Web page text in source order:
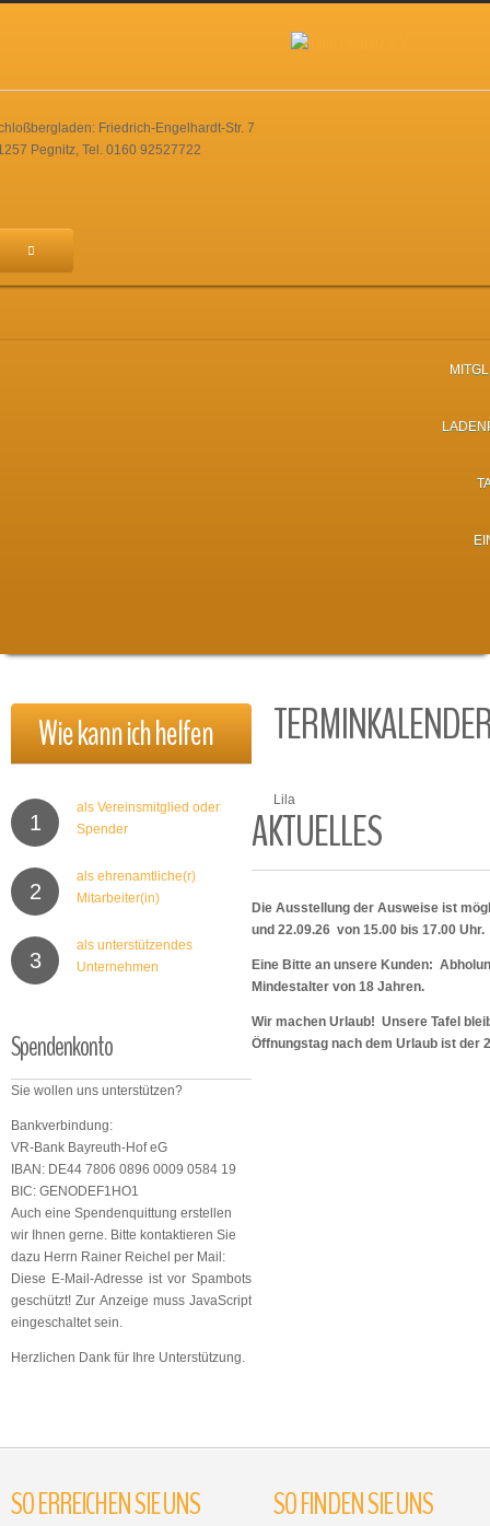
Friedrich-Engelhardt-Str. 7
Pegnitz, Tel. 0160 92527722
Wiekannichhelfen
1
als Vereinsmitglied oder
Spender
2
als ehrenamtliche(r)
Mitarbeiter(in)
3
als unterstützendes
Unternehmen
Spendenkonto
Sie wollen uns unterstützen?
Bankverbindung:
VR-Bank Bayreuth-Hof eG
IBAN: DE44 7806 0896 0009 0584 19
BIC: GENODEF1HO1
Auch eine Spendenquittung erstellen
wir Ihnen gerne. Bitte kontaktieren Sie
dazu Herrn Rainer Reichel per Mail:
Diese E-Mail-Adresse ist vor Spambots
geschützt! Zur Anzeige muss JavaScript
eingeschaltet sein.
Herzlichen Dank für Ihre Unterstützung.
Lila
AKTUELLES
Die Ausstellung der Ausweise ist
und 22.09.26 von 15.00 bis 17.00 Uhr.
Eine Bitte an unsere Kunden:
Mindestalter von 18 Jahren.
Wir machen Urlaub! Unsere Tafel
Öffnungstag nach dem Urlaub ist der
SOERREICHENSIEUNS SOFINDENSIEUNS